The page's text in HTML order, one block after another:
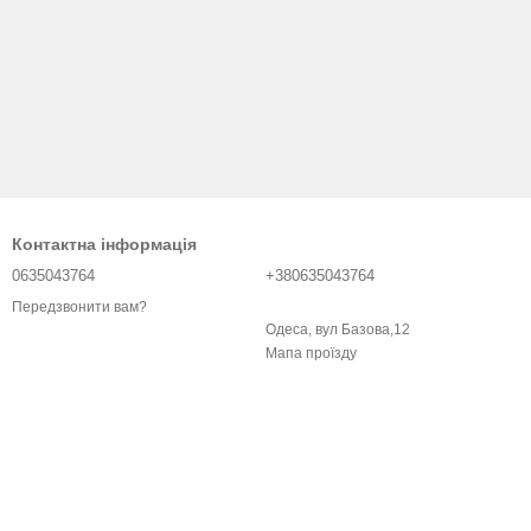
Контактна інформація
0635043764
Передзвонити вам?
+380635043764
Одеса, вул Базова,12
Мапа проїзду